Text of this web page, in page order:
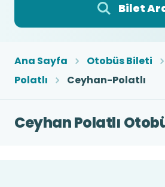
Bilet
Ana Sayfa Otobüs Bileti
Polatlı
Ceyhan-Polatlı
Ceyhan Polatlı